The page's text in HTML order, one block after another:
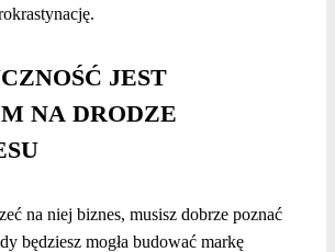
JEST
NA DRODZE
na niej biznes, musisz dobrze poznać
będziesz mogła budować markę